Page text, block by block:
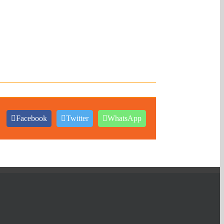
Facebook Twitter WhatsApp